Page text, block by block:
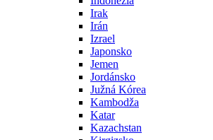
Irak
Irán
Izrael
Japonsko
Jemen
Jordánsko
Južná Kórea
Kambodža
Katar
Kazachstan